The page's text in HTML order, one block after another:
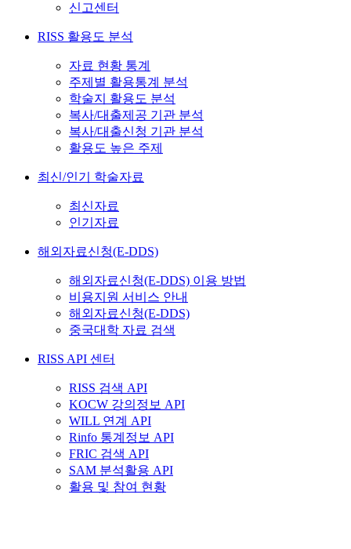
신고센터
RISS 활용도 분석
자료 현황 통계
주제별 활용통계 분석
학술지 활용도 분석
복사/대출제공 기관 분석
복사/대출신청 기관 분석
활용도 높은 주제
최신/인기 학술자료
최신자료
인기자료
해외자료신청(E-DDS)
해외자료신청(E-DDS) 이용 방법
비용지원 서비스 안내
해외자료신청(E-DDS)
중국대학 자료 검색
RISS API 센터
RISS 검색 API
KOCW 강의정보 API
WILL 연계 API
Rinfo 통계정보 API
FRIC 검색 API
SAM 분석활용 API
활용 및 참여 현황